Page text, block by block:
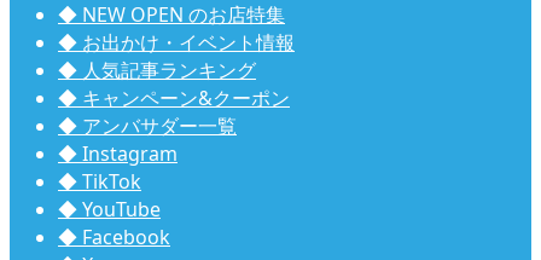
◆ NEW OPEN のお店特集
◆ お出かけ・イベント情報
◆ 人気記事ランキング
◆ キャンペーン&クーポン
◆ アンバサダー一覧
◆ Instagram
◆ TikTok
◆ YouTube
◆ Facebook